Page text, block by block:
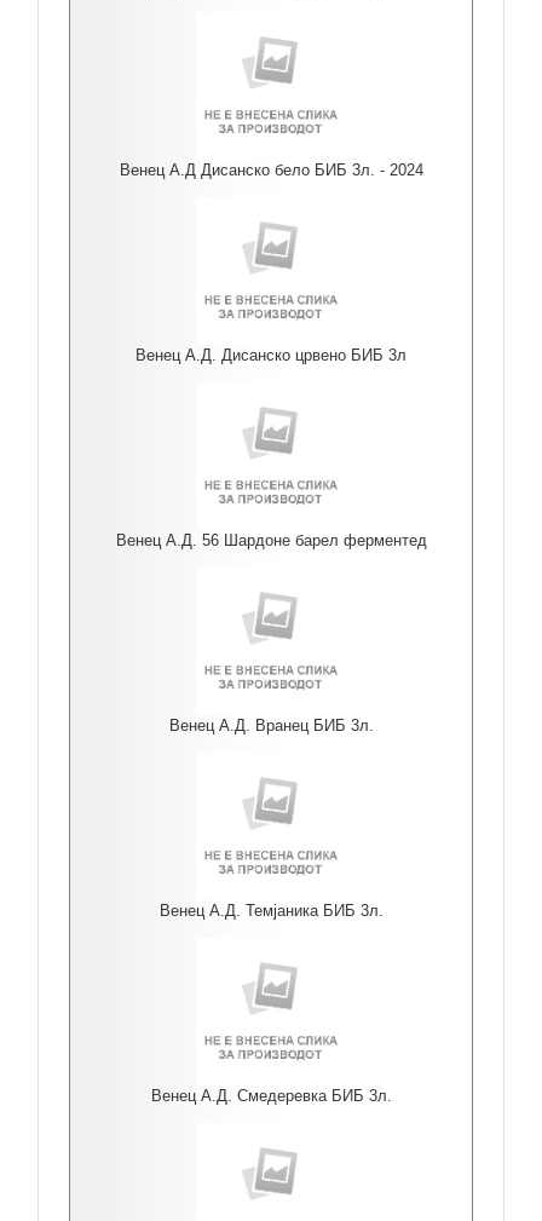
Венец А.Д Дисанско бело БИБ 3л. - 2024
Венец А.Д. Дисанско црвено БИБ 3л
Венец А.Д. 56 Шардоне барел ферментед
Венец А.Д. Вранец БИБ 3л.
Венец А.Д. Темјаника БИБ 3л.
Венец А.Д. Смедеревка БИБ 3л.